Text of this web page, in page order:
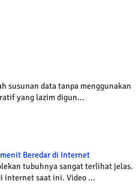
susunan data tanpa menggunakan
yang lazim digun...
Beredar di Internet
tubuhnya sangat terlihat jelas.
internet saat ini. Video ...